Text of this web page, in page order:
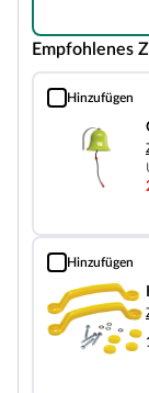
Empfohlenes
Hinzufügen
Glocke grün
Hinzufügen
Haltegriffe Smart-